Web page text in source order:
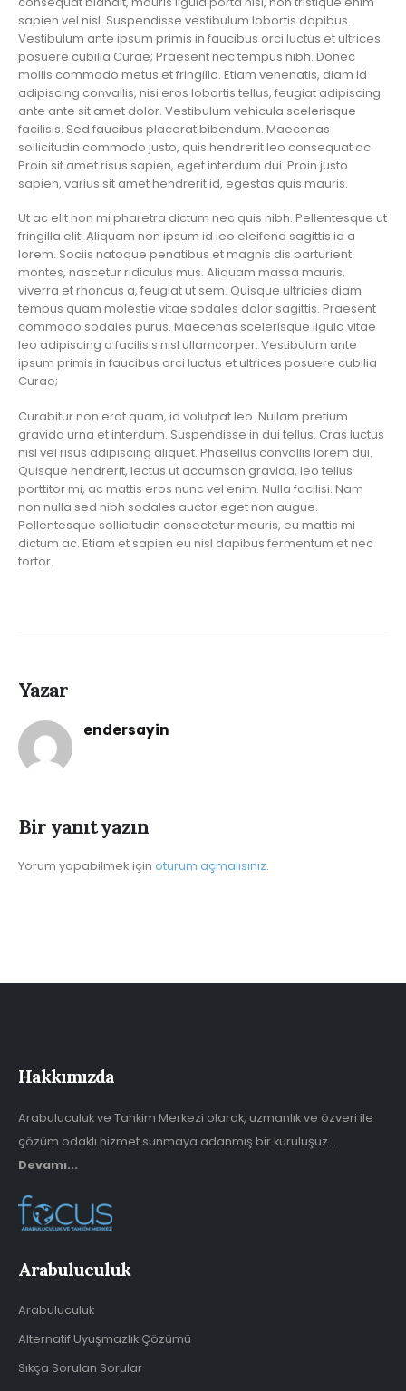
sapien vel nisl. Suspendisse vestibulum lobortis dapibus.
Vestibulum ante ipsum primis in faucibus orci luctus et ultrices
posuere cubilia Curae; Praesent nec tempus nibh. Donec
mollis commodo metus et fringilla. Etiam venenatis, diam id
adipiscing convallis, nisi eros lobortis tellus, feugiat adipiscing
ante ante sit amet dolor. Vestibulum vehicula scelerisque
facilisis. Sed faucibus placerat bibendum. Maecenas
sollicitudin commodo justo, quis hendrerit leo consequat ac.
Proin sit amet risus sapien, eget interdum dui. Proin justo
sapien, varius sit amet hendrerit id, egestas quis mauris.
Ut ac elit non mi pharetra dictum nec quis nibh. Pellentesque ut
fringilla elit. Aliquam non ipsum id leo eleifend sagittis id a
lorem. Sociis natoque penatibus et magnis dis parturient
montes, nascetur ridiculus mus. Aliquam massa mauris,
viverra et rhoncus a, feugiat ut sem. Quisque ultricies diam
tempus quam molestie vitae sodales dolor sagittis. Praesent
commodo sodales purus. Maecenas scelerisque ligula vitae
leo adipiscing a facilisis nisl ullamcorper. Vestibulum ante
ipsum primis in faucibus orci luctus et ultrices posuere cubilia
Curae;
Curabitur non erat quam, id volutpat leo. Nullam pretium
gravida urna et interdum. Suspendisse in dui tellus. Cras luctus
nisl vel risus adipiscing aliquet. Phasellus convallis lorem dui.
Quisque hendrerit, lectus ut accumsan gravida, leo tellus
porttitor mi, ac mattis eros nunc vel enim. Nulla facilisi. Nam
non nulla sed nibh sodales auctor eget non augue.
Pellentesque sollicitudin consectetur mauris, eu mattis mi
dictum ac. Etiam et sapien eu nisl dapibus fermentum et nec
tortor.
Yazar
endersayin
Bir yanıt yazın
Yorum yapabilmek için oturum açmalısınız.
Hakkımızda
Arabuluculuk ve Tahkim Merkezi olarak, uzmanlık ve özveri ile
çözüm odaklı hizmet sunmaya adanmış bir kuruluşuz...
Devamı...
Arabuluculuk
Arabuluculuk
Alternatif Uyuşmazlık Çözümü
Sıkça Sorulan Sorular